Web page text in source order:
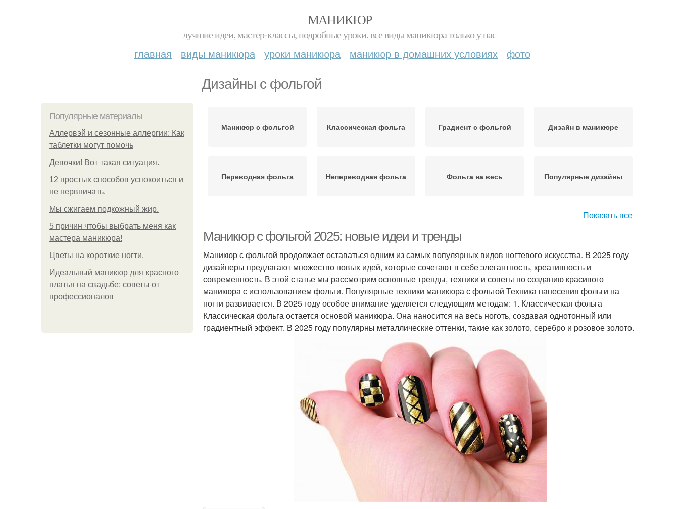
МАНИКЮР
лучшие идеи, мастер-классы, подробные уроки. все виды маникюра только у нас
главная виды маникюра уроки маникюра маникюр в домашних условиях фото
Дизайны с фольгой
Популярные материалы
Аллервэй и сезонные аллергии: Как
таблетки могут помочь
Девочки! Вот такая ситуация.
12 простых способов успокоиться и
не нервничать.
Мы сжигаем подкожный жир.
5 причин чтобы выбрать меня как
мастера маникюра!
Цветы на короткие ногти.
Идеальный маникюр для красного
платья на свадьбе: советы от
профессионалов
Маникюр с фольгой Классическая фольга Градиент с фольгой Дизайн в маникюре
Переводная фольга Непереводная фольга Фольга на весь Популярные дизайны
Показать все
Маникюр с фольгой 2025: новые идеи и тренды
Маникюр с фольгой продолжает оставаться одним из самых популярных видов ногтевого искусства. В 2025 году
дизайнеры предлагают множество новых идей, которые сочетают в себе элегантность, креативность и
современность. В этой статье мы рассмотрим основные тренды, техники и советы по созданию красивого
маникюра с использованием фольги. Популярные техники маникюра с фольгой Техника нанесения фольги на
ногти развивается. В 2025 году особое внимание уделяется следующим методам: 1. Классическая фольга
Классическая фольга остается основой маникюра. Она наносится на весь ноготь, создавая однотонный или
градиентный эффект. В 2025 году популярны металлические оттенки, такие как золото, серебро и розовое золото.